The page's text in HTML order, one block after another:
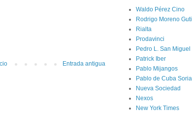
Entrada antigua
Waldo Pérez Cino
Rodrigo Moreno
Rialta
Prodavinci
Pedro L. San Miguel
Patrick Iber
Pablo Mijangos
Pablo de Cuba Soria
Nueva Sociedad
Nexos
New York Times